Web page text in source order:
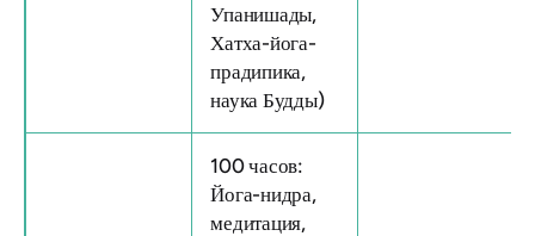
Упанишады,
Хатха-йога-
прадипика,
наука Будды)
100 часов:
Йога-нидра,
медитация,